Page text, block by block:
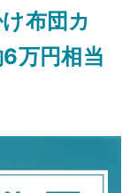
布団カ
万円相当